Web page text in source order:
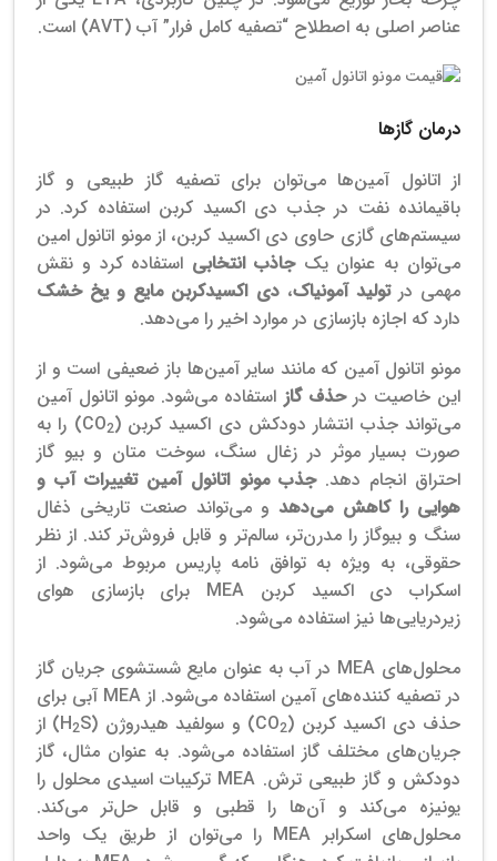
عناصر اصلی به اصطلاح “تصفیه کامل فرار” آب (AVT) است.
درمان گازها
از اتانول آمین‌ها می‌توان برای تصفیه گاز طبیعی و گاز
باقیمانده نفت در جذب دی اکسید کربن استفاده کرد. در
سیستم‌های گازی حاوی دی اکسید کربن، از مونو اتانول امین
می‌توان به عنوان یکجاذب انتخابی استفاده کرد و نقش
مهمی درتولید آمونیاک،دی اکسیدکربن مایع و یخ خشک
دارد که اجازه بازسازی در موارد اخیر را می‌دهد.
مونو اتانول آمین که مانند سایر آمین‌ها باز ضعیفی است و از
این خاصیت درحذف گاز استفاده می‌شود. مونو اتانول آمین‌
می‌تواند جذب انتشار دودکش دی اکسید کربن (CO2
) را به
صورت بسیار موثر در زغال سنگ، سوخت متان و بیو گاز
احتراق انجام دهد.جذب مونو اتانول آمین تغییرات آب و
هوایی را کاهش می‌دهدو می‌تواند صنعت تاریخی ذغال
سنگ و بیوگاز را مدرن‌تر، سالم‌تر و قابل فروش‌تر کند. از نظر
حقوقی، به ویژه به توافق نامه پاریس مربوط می‌شود. از
اسکراب دی اکسید کربن MEA برای بازسازی هوای
زیردریایی‌ها نیز استفاده می‌شود.
محلول‌های MEA در آب به عنوان مایع شستشوی جریان گاز
در تصفیه کننده‌های آمین استفاده می‌شود. از MEA آبی برای
حذف دی اکسید کربن (CO2 ) و سولفید هیدروژن (H 2
S) از
جریان‌های مختلف گاز استفاده می‌شود. به عنوان مثال، گاز
دودکش و گاز طبیعی ترش. MEA ترکیبات اسیدی محلول را
یونیزه می‌کند و آن‌ها را قطبی و قابل حل‌تر می‌کند.
محلول‌های اسکرابر MEA را می‌توان از طریق یک واحد